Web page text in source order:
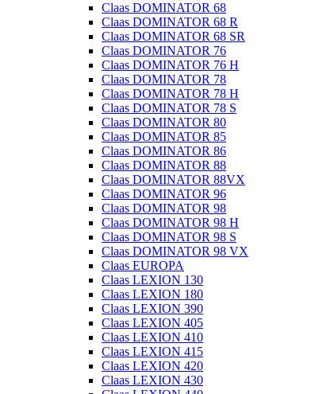
Claas DOMINATOR 68
Claas DOMINATOR 68 R
Claas DOMINATOR 68 SR
Claas DOMINATOR 76
Claas DOMINATOR 76 H
Claas DOMINATOR 78
Claas DOMINATOR 78 H
Claas DOMINATOR 78 S
Claas DOMINATOR 80
Claas DOMINATOR 85
Claas DOMINATOR 86
Claas DOMINATOR 88
Claas DOMINATOR 88VX
Claas DOMINATOR 96
Claas DOMINATOR 98
Claas DOMINATOR 98 H
Claas DOMINATOR 98 S
Claas DOMINATOR 98 VX
Claas EUROPA
Claas LEXION 130
Claas LEXION 180
Claas LEXION 390
Claas LEXION 405
Claas LEXION 410
Claas LEXION 415
Claas LEXION 420
Claas LEXION 430